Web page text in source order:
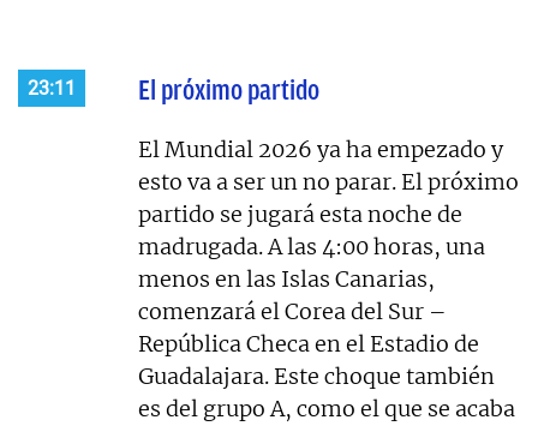
23:11 El próximo partido
El Mundial 2026 ya ha empezado y
esto va a ser un no parar. El próximo
partido se jugará esta noche de
madrugada. A las 4:00 horas, una
menos en las Islas Canarias,
comenzará el Corea del Sur –
República Checa en el Estadio de
Guadalajara. Este choque también
es del grupo A, como el que se acaba